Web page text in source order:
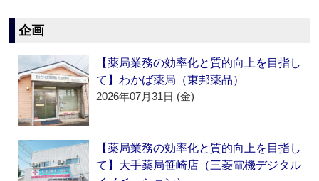
企画
【薬局業務の効率化と質的向上を目指し
て】わかば薬局（東邦薬品）
2026年07月31日 (金)
【薬局業務の効率化と質的向上を目指し
て】大手薬局笹崎店（三菱電機デジタル